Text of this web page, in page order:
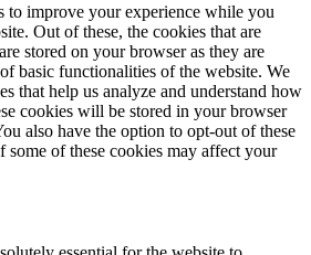
to improve your experience while you
Out of these, the cookies that are
stored on your browser as they are
basic functionalities of the website. We
that help us analyze and understand how
cookies will be stored in your browser
also have the option to opt-out of these
of these cookies may affect your